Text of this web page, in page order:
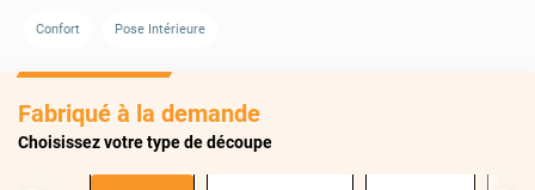
Confort Pose Intérieure
Fabriqué à la demande
Choisissez votre type de découpe